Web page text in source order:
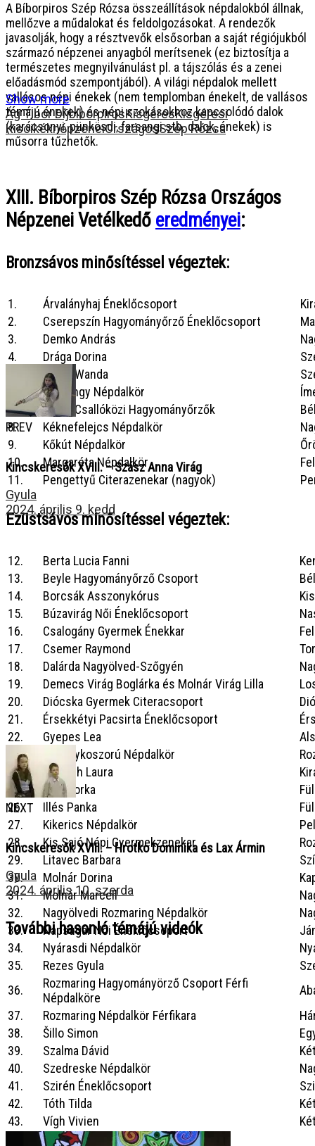
A Bíborpiros Szép Rózsa összeállítások népdalokból állnak,
mellőzve a műdalokat és feldolgozásokat. A rendezők
javasolják, hogy a résztvevők elsősorban a saját régiójukból
származó népzenei anyagból merítsenek (ez biztosítja a
természetes megnyilvánulást pl. a tájszólás és a zenei
előadásmód szempontjából). A világi népdalok mellett
vallásos népi énekek (nem templomban énekelt, de vallásos
témájú énekek) és népi szokásokhoz kapcsolódó dalok
(karácsonyi, pünkösdi, farsangi stb. dalok, énekek) is
műsorra tűzhetők.
XIII. Bíborpiros Szép Rózsa Országos
Népzenei Vetélkedő eredményei:
Bronzsávos minősítéssel végeztek:
1. Árvalányhaj Éneklőcsoport
2.
Cserepszín Hagyományőrző Éneklőcsoport
3.
Demko András
4.
Drága Dorina
Drága Wanda
Fagyöngy Népdalkör
7.
Felső-Csallóközi Hagyományőrzők
8.
Kéknefelejcs Népdalkör
9.
Kőkút Népdalkör
10.
Margaréta Népdalkör
11.
Pengettyű Citerazenekar (nagyok)
Ezüstsávosminősítéssel végeztek:
12. Berta Lucia Fanni
13.
Beyle Hagyományőrző Csoport
14.
Borcsák Asszonykórus
15.
Búzavirág Női Éneklőcsoport
16.
Csalogány Gyermek Énekkar
17.
Csemer Raymond
18.
Dalárda Nagyölved-Szőgyén
19.
Demecs Virág Boglárka és Molnár Virág Lilla
20.
Diócska Gyermek Citeracsoport
21.
Érsekkétyi Pacsirta Éneklőcsoport
22.
Gyepes Lea
23.
Gyöngykoszorú Népdalkör
24.
Horváth Laura
25.
Illés Dorka
26.
Illés Panka
27.
Kikerics Népdalkör
28.
Kis Sajó Népi Gyermekzenekar
29.
Litavec Barbara
30.
Molnár Dorina
31.
Molnár Marcell
32.
Nagyölvedi Rozmaring Népdalkör
33.
Napsugár Női Éneklőcsoport
34.
Nyárasdi Népdalkör
35.
Rezes Gyula
36.
Rozmaring Hagyományörző Csoport Férfi
Népdalköre
37.
Rozmaring Népdalkör Férfikara
38.
Šillo Simon
39.
Szalma Dávid
40.
Szedreske Népdalkör
41.
Szirén Éneklőcsoport
42.
Tóth Tilda
43.
Vígh Vivien
Show more
Ág Tibor DíjbíborpirosKisgéresKisgéresi
KiscikéknépzeneiOrszágosSzép Rózsa
PREV
Kincskeresők XVIII. – Szász Anna Virág
Gyula
2024. április 9. kedd
NEXT
Kincskeresők XVIII. – Hrotko Dominika és Lax Ármin
Gyula
2024. április 10. szerda
További hasonló témájú videók